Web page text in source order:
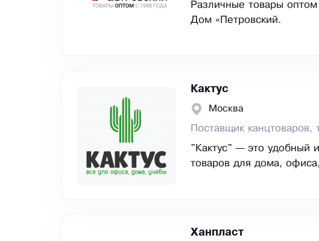
Различные товары
Дом «Петровский.
Кактус
Москва
Поставщик
"Кактус" — это удобный
товаров для дома,
Ханпласт